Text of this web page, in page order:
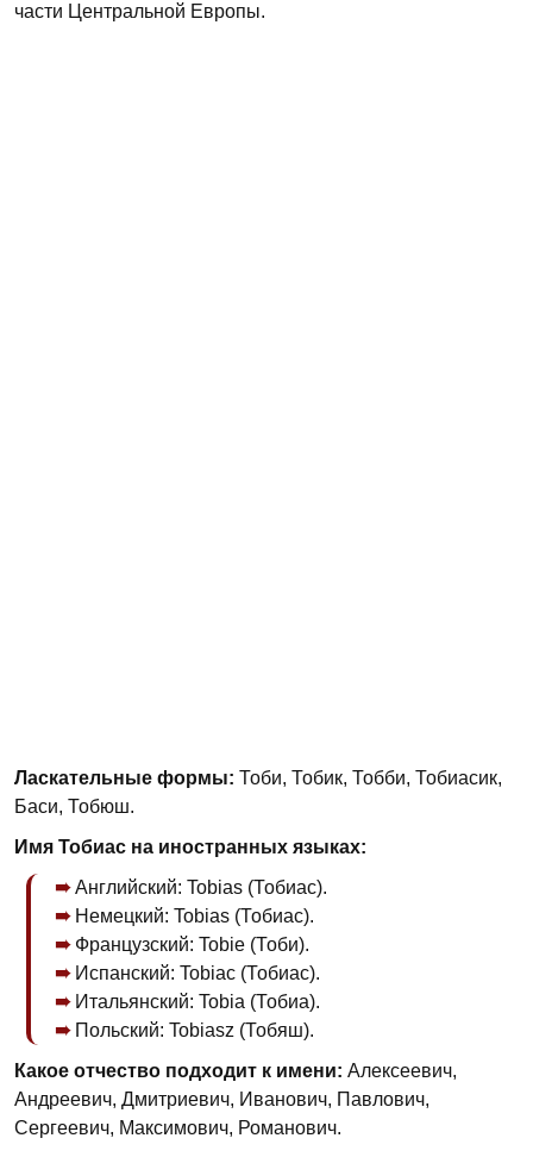
части Центральной Европы.
Ласкательные формы: Тоби, Тобик, Тобби, Тобиасик,
Баси, Тобюш.
Имя Тобиас на иностранных языках:
Английский: Tobias (Тобиас).
Немецкий: Tobias (Тобиас).
Французский: Tobie (Тоби).
Испанский: Tobiас (Тобиас).
Итальянский: Tobia (Тобиа).
Польский: Tobiasz (Тобяш).
Какое отчество подходит к имени: Алексеевич,
Андреевич, Дмитриевич, Иванович, Павлович,
Сергеевич, Максимович, Романович.